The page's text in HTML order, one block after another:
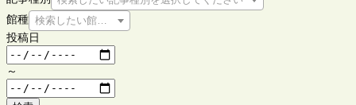
館種 検索したい館種を選択してください
投稿日
～